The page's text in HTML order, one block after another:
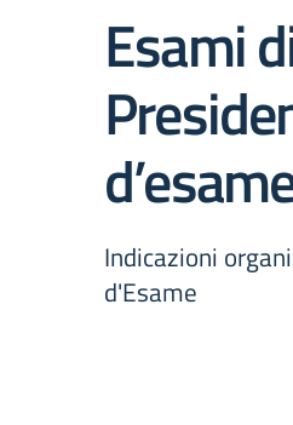
Esami
Indicazioni
d'Esame